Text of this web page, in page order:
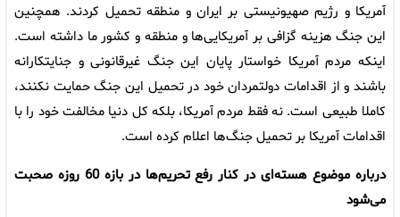
آمریکا و رژیم صهیونیستی بر ایران و منطقه تحمیل کردند. همچنین
این جنگ هزینه گزافی بر آمریکایی‌ها و منطقه و کشور ما داشته است.
اینکه مردم آمریکا خواستار پایان این جنگ غیرقانونی و جنایتکارانه
باشند و از اقدامات دولتمردان خود در تحمیل این جنگ حمایت نکنند،
کاملا طبیعی است. نه فقط مردم آمریکا، بلکه کل دنیا مخالفت خود را با
اقدامات آمریکا بر تحمیل جنگ‌ها اعلام کرده است.
درباره موضوع هسته‌ای در کنار رفع تحریم‌ها در بازه 60 روزه صحبت
می‌شود